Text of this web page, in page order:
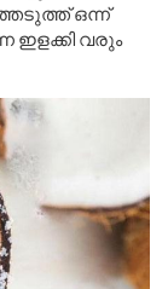
ഒന്ന്
ഇളക്കി വരും